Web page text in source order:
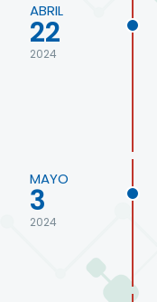
ABRIL
22
2024
MAYO
3
2024